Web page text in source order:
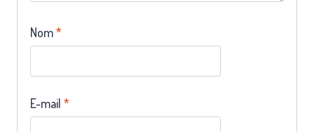
Nom*
E-mail *